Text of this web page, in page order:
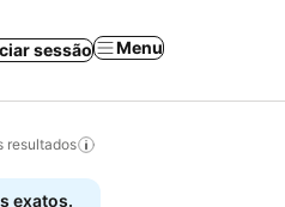
sessão Menu
resultados
exatos.